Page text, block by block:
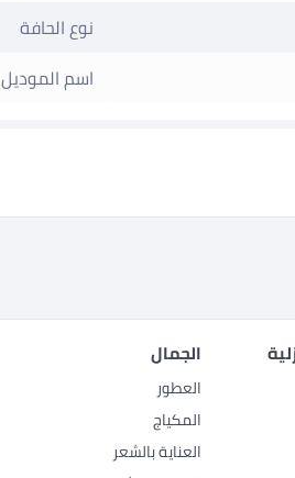
نوع الحافة
اسم الموديل
الجمال
العطور
المكياج
العناية بالشعر